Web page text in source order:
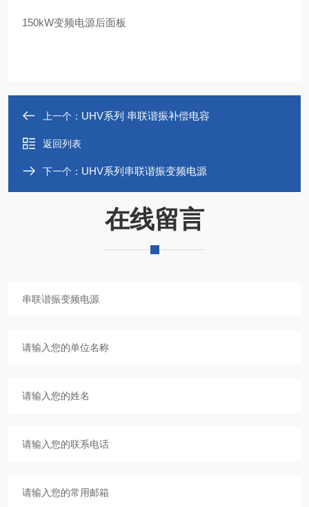
150kW变频电源后面板
上一个： UHV系列 串联谐振补偿电容
返回列表
下一个： UHV系列串联谐振变频电源
在线留言